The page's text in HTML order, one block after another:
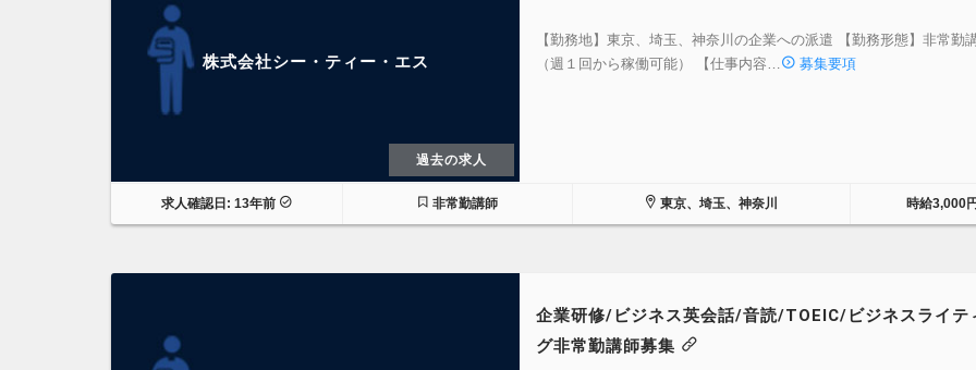
株式会社シー・ティー・エス
過去の求人
【勤務地】東京、埼玉、神奈川の企業への派遣 【勤務形態】非常勤
（週１回から稼働可能） 【仕事内容…
募集要項
求人確認日: 13年前 非常勤講師 東京、埼玉、神奈川 時給3,000円
企業研修/ビジネス英会話/音読/TOEIC/ビジネスライテ
グ非常勤講師募集